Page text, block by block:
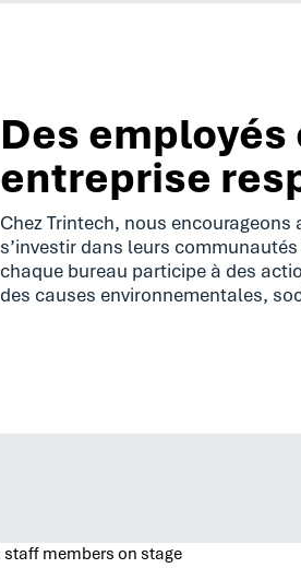
Des employés
entreprise
Chez Trintech, nous
s’investir dans leurs
chaque bureau participe à des
des causes environnementales,